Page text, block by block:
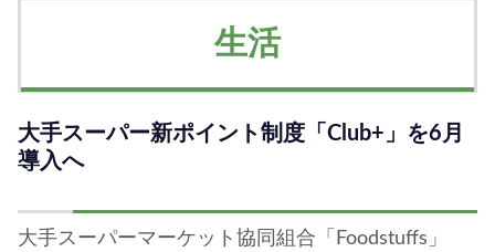
生活
大手スーパー新ポイント制度「Club+」を6月
導入へ
大手スーパーマーケット協同組合「Foodstuffs」